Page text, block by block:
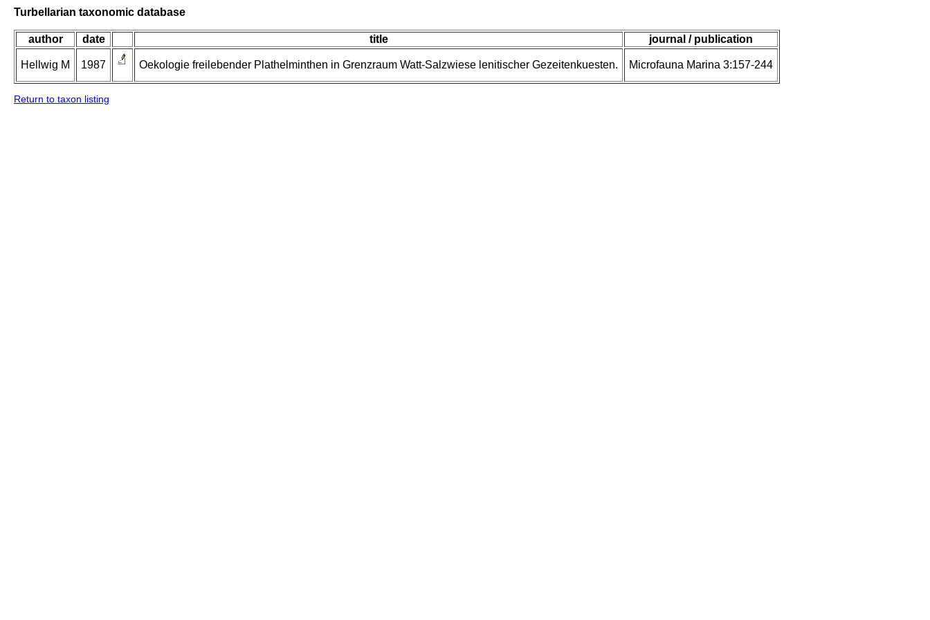
Turbellarian taxonomic database
author date title journal / publication
Hellwig M 1987 Oekologie freilebender Plathelminthen in Grenzraum Watt-Salzwiese lenitischer Gezeitenkuesten. Microfauna Marina 3:157-244
Return to taxon listing